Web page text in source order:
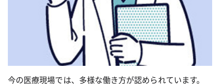
今の医療現場では、多様な働き方が認められています。